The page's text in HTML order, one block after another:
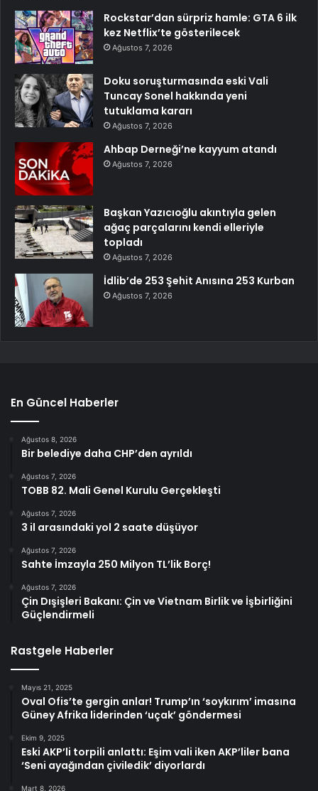
Rockstar’dan sürpriz hamle: GTA 6 ilk
kez Netflix’te gösterilecek
Ağustos 7, 2026
Doku soruşturmasında eski Vali
Tuncay Sonel hakkında yeni
tutuklama kararı
Ağustos 7, 2026
Ahbap Derneği’ne kayyum atandı
Ağustos 7, 2026
Başkan Yazıcıoğlu akıntıyla gelen
ağaç parçalarını kendi elleriyle
topladı
Ağustos 7, 2026
İdlib’de 253 Şehit Anısına 253 Kurban
Ağustos 7, 2026
En Güncel Haberler
Ağustos 8, 2026
Bir belediye daha CHP’den ayrıldı
Ağustos 7, 2026
TOBB 82. Mali Genel Kurulu Gerçekleşti
Ağustos 7, 2026
3 il arasındaki yol 2 saate düşüyor
Ağustos 7, 2026
Sahte İmzayla 250 Milyon TL’lik Borç!
Ağustos 7, 2026
Çin Dışişleri Bakanı: Çin ve Vietnam Birlik ve İşbirliğini
Güçlendirmeli
Rastgele Haberler
Mayıs 21, 2025
Oval Ofis’te gergin anlar! Trump’ın ‘soykırım’ imasına
Güney Afrika liderinden ‘uçak’ göndermesi
Ekim 9, 2025
Eski AKP’li torpili anlattı: Eşim vali iken AKP’liler bana
‘Seni ayağından çiviledik’ diyorlardı
Mart 8, 2026